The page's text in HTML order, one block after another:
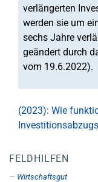
verlängerten
werden sie um
sechs Jahre
geändert durch
vom 19.6.2022).
(2023): Wie
FELDHILFEN
Wirtschaftsgut